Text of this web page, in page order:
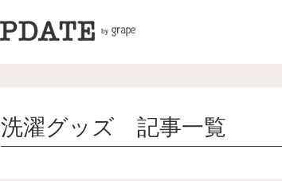
洗濯グッズ 記事一覧